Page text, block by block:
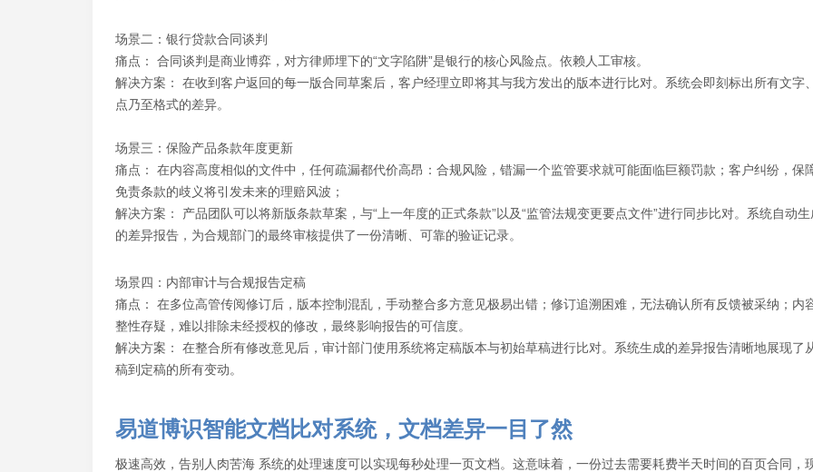
场景二：银行贷款合同谈判
痛点： 合同谈判是商业博弈，对方律师埋下的“文字陷阱”是银行的核心风险点。依赖人工审核。
解决方案： 在收到客户返回的每一版合同草案后，客户经理立即将其与我方发出的版本进行比对。系统会即刻标出所有文字
点乃至格式的差异。
场景三：保险产品条款年度更新
痛点： 在内容高度相似的文件中，任何疏漏都代价高昂：合规风险，错漏一个监管要求就可能面临巨额罚款；客户纠纷，保
免责条款的歧义将引发未来的理赔风波；
解决方案： 产品团队可以将新版条款草案，与“上一年度的正式条款”以及“监管法规变更要点文件”进行同步比对。系统自动生
的差异报告，为合规部门的最终审核提供了一份清晰、可靠的验证记录。
场景四：内部审计与合规报告定稿
痛点： 在多位高管传阅修订后，版本控制混乱，手动整合多方意见极易出错；修订追溯困难，无法确认所有反馈被采纳；内
整性存疑，难以排除未经授权的修改，最终影响报告的可信度。
解决方案： 在整合所有修改意见后，审计部门使用系统将定稿版本与初始草稿进行比对。系统生成的差异报告清晰地展现了
稿到定稿的所有变动。
易道博识智能文档比对系统，文档差异一目了然
极速高效，告别人肉苦海 系统的处理速度可以实现每秒处理一页文档。这意味着，一份过去需要耗费半天时间的百页合同，